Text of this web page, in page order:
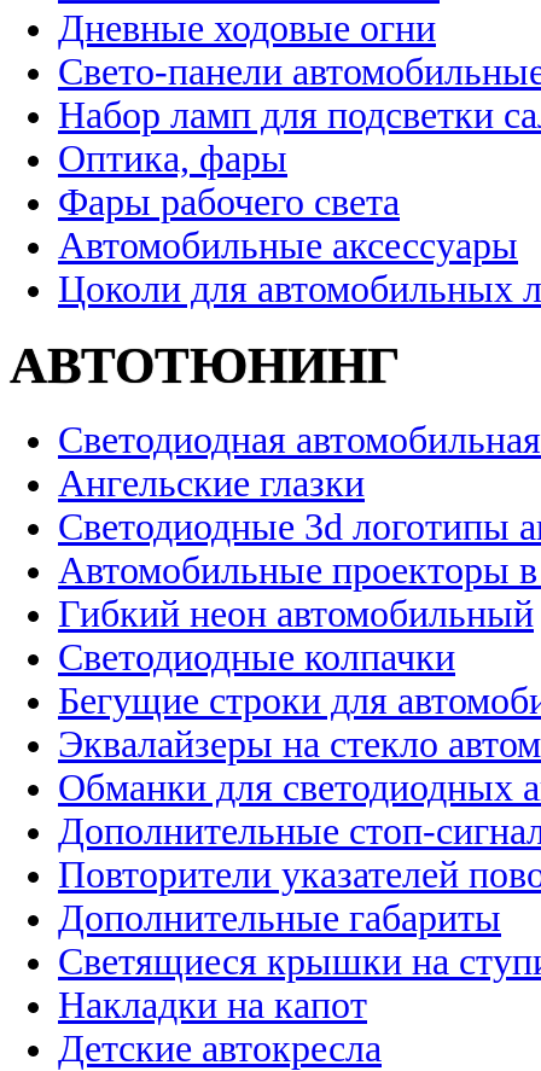
Дневные ходовые огни
Свето-панели
Набор ламп для подсветки
Оптика, фары
Фары рабочего света
Автомобильные аксессуары
Цоколи для автомобильных
АВТОТЮНИНГ
Светодиодная
Ангельские глазки
Светодиодные 3d логотипы
Автомобильные проекторы
Гибкий неон автомобильный
Светодиодные колпачки
Бегущие строки для
Эквалайзеры на стекло
Обманки для светодиодных
Дополнительные стоп-
Повторители указателей
Дополнительные габариты
Светящиеся крышки на
Накладки на капот
Детские автокресла